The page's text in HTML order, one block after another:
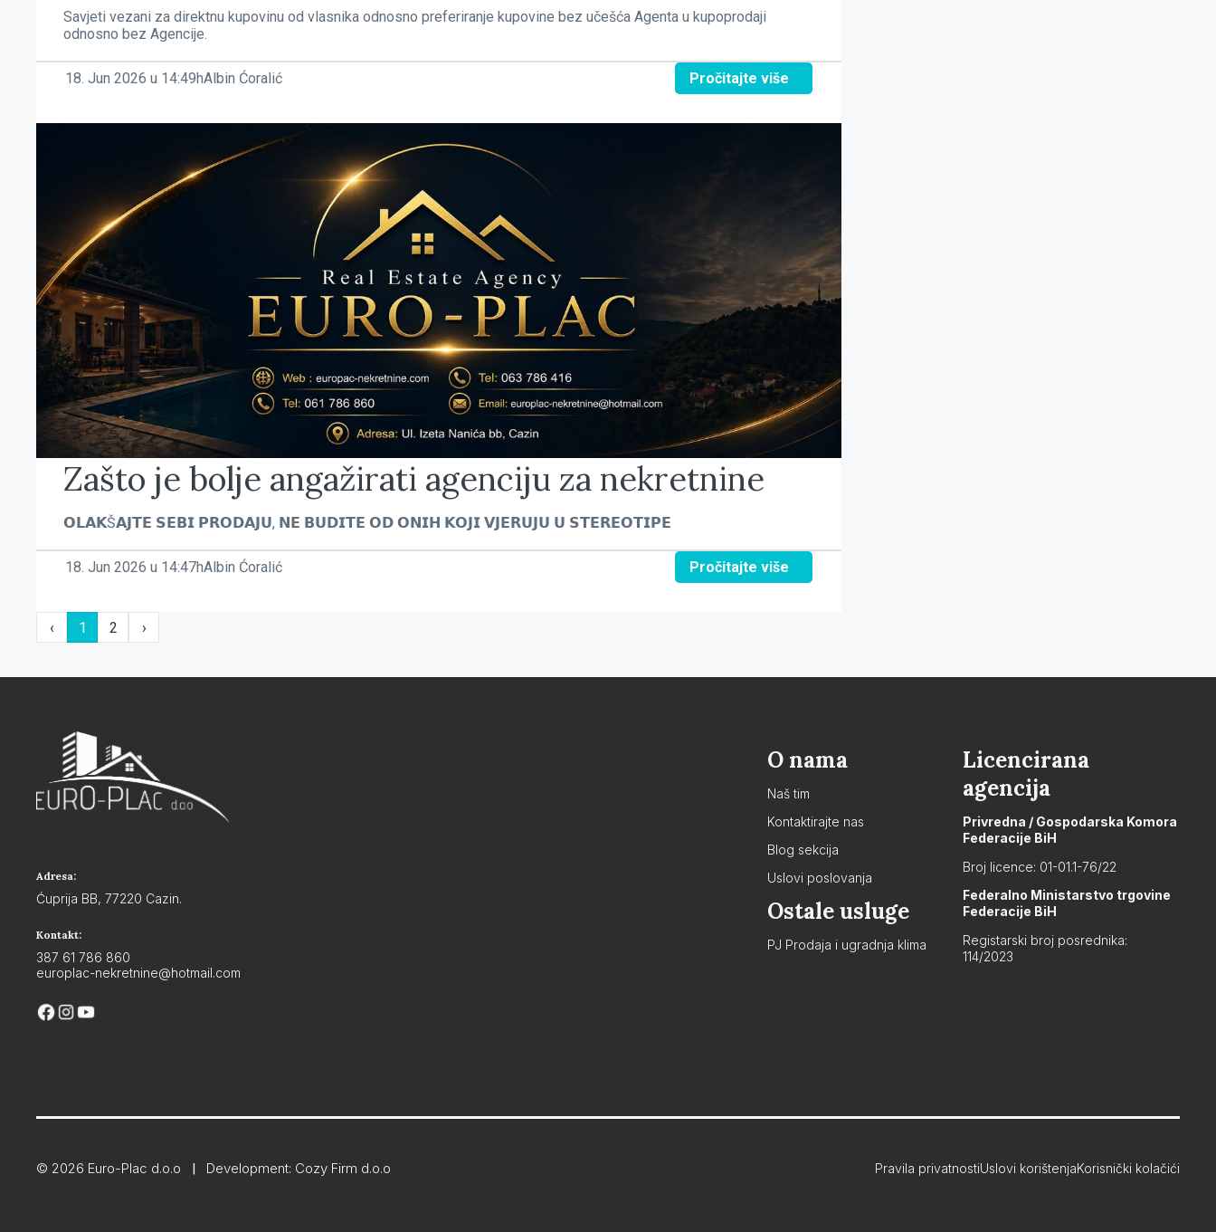
Savjeti vezani za direktnu kupovinu od vlasnika odnosno preferiranje kupovine bez učešća Agenta u kupoprodaji
odnosno bez Agencije.
18. Jun 2026 u 14:49hAlbin Ćoralić Pročitajte više
Zašto je bolje angažirati agenciju za nekretnine
𝗢𝗟𝗔𝗞Š𝗔𝗝𝗧𝗘 𝗦𝗘𝗕𝗜 𝗣𝗥𝗢𝗗𝗔𝗝𝗨, 𝗡𝗘 𝗕𝗨𝗗𝗜𝗧𝗘 𝗢𝗗 𝗢𝗡𝗜𝗛 𝗞𝗢𝗝𝗜 𝗩𝗝𝗘𝗥𝗨𝗝𝗨 𝗨 𝗦𝗧𝗘𝗥𝗘𝗢𝗧𝗜𝗣𝗘
18. Jun 2026 u 14:47hAlbin Ćoralić Pročitajte više
‹ 1 2 ›
Adresa:
Ćuprija BB, 77220 Cazin.
Kontakt:
387 61 786 860
europlac-nekretnine@hotmail.com
O nama
Naš tim
Kontaktirajte nas
Blog sekcija
Uslovi poslovanja
Ostale usluge
PJ Prodaja i ugradnja klima
Licencirana
agencija
Privredna / Gospodarska Komora
Federacije BiH
Broj licence: 01-01.1-76/22
Federalno Ministarstvo trgovine
Federacije BiH
Registarski broj posrednika:
114/2023
© 2026 Euro-Plac d.o.o | Development: Cozy Firm d.o.o Pravila privatnostiUslovi korištenjaKorisnički kolačići